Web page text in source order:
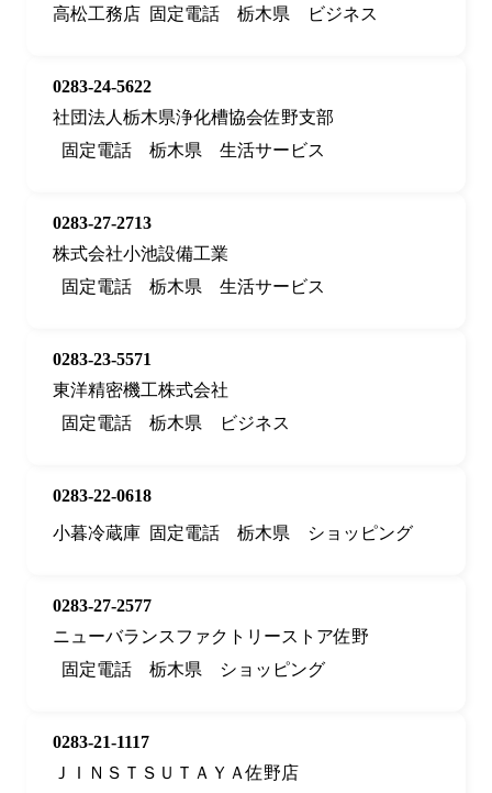
高松工務店 固定電話 栃木県 ビジネス
0283-24-5622
社団法人栃木県浄化槽協会佐野支部
固定電話
栃木県 生活サービス
0283-27-2713
株式会社小池設備工業
固定電話
栃木県 生活サービス
0283-23-5571
東洋精密機工株式会社
固定電話
栃木県 ビジネス
0283-22-0618
小暮冷蔵庫 固定電話 栃木県 ショッピング
0283-27-2577
ニューバランスファクトリーストア佐野
固定電話
栃木県 ショッピング
0283-21-1117
ＪＩＮＳＴＳＵＴＡＹＡ佐野店